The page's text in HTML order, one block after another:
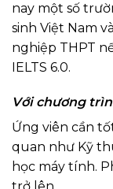
nay một số
sinh Việt Nam
nghiệp THPT
IELTS 6.0.
Với chương
Ứng viên cần
quan như Kỹ
học máy tính.